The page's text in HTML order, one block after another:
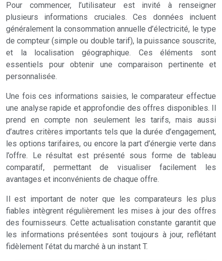
Pour commencer, l’utilisateur est invité à renseigner
plusieurs informations cruciales. Ces données incluent
généralement la consommation annuelle d’électricité, le type
de compteur (simple ou double tarif), la puissance souscrite,
et la localisation géographique. Ces éléments sont
essentiels pour obtenir une comparaison pertinente et
personnalisée.
Une fois ces informations saisies, le comparateur effectue
une analyse rapide et approfondie des offres disponibles. Il
prend en compte non seulement les tarifs, mais aussi
d’autres critères importants tels que la durée d’engagement,
les options tarifaires, ou encore la part d’énergie verte dans
l’offre. Le résultat est présenté sous forme de tableau
comparatif, permettant de visualiser facilement les
avantages et inconvénients de chaque offre.
Il est important de noter que les comparateurs les plus
fiables intègrent régulièrement les mises à jour des offres
des fournisseurs. Cette actualisation constante garantit que
les informations présentées sont toujours à jour, reflétant
fidèlement l’état du marché à un instant T.